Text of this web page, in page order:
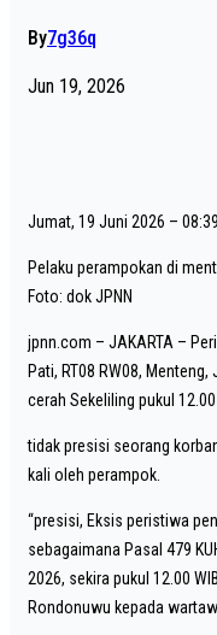
By7g36q
Jun 19, 2026
Jumat, 19 Juni 2026 –
Pelaku perampokan di
Foto: dok JPNN
jpnn.com – JAKARTA –
Pati, RT08 RW08,
cerah Sekeliling pukul 12.00
tidak presisi seorang
kali oleh perampok.
“presisi, Eksis peristiwa
sebagaimana Pasal 479
2026, sekira pukul 12.00
Rondonuwu kepada